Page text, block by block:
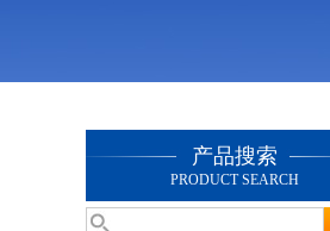
产品搜索
PRODUCT SEARCH